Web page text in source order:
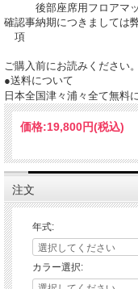
後部座席用フロアマ
確認事
項
納期につきましては
ご購入前にお読みください。
●送料について
日本全国津々浦々全て無料
価格:19,800円(税込)
注文
年式:
カラー選択: